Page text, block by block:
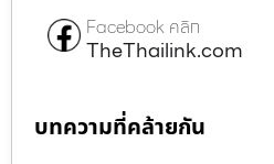
Facebook คลิก
TheThailink.com
บทความที่คล้ายกัน